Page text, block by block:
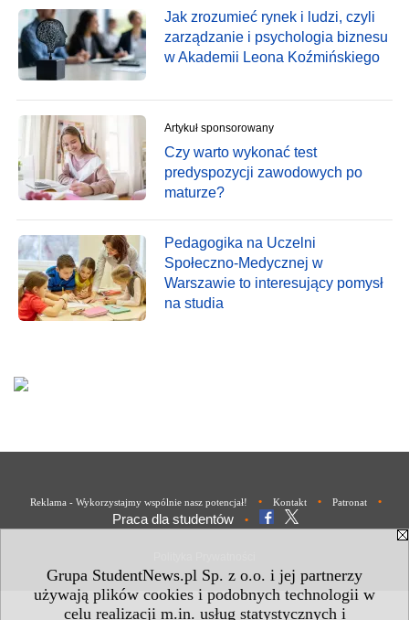
Grupa StudentNews.pl Sp. z o.o. i jej partnerzy
używają plików cookies i podobnych technologii w
celu realizacji m.in. usług statystycznych i
Jak zrozumieć rynek i ludzi, czyli
zarządzanie i psychologia biznesu
w Akademii Leona Koźmińskiego
Artykuł sponsorowany
Czy warto wykonać test
predyspozycji zawodowych po
maturze?
Pedagogika na Uczelni
Społeczno-Medycznej w
Warszawie to interesujący pomysł
na studia
Reklama - Wykorzystajmy wspólnie nasz potencjał! • Kontakt • Patronat •
Praca dla studentów •